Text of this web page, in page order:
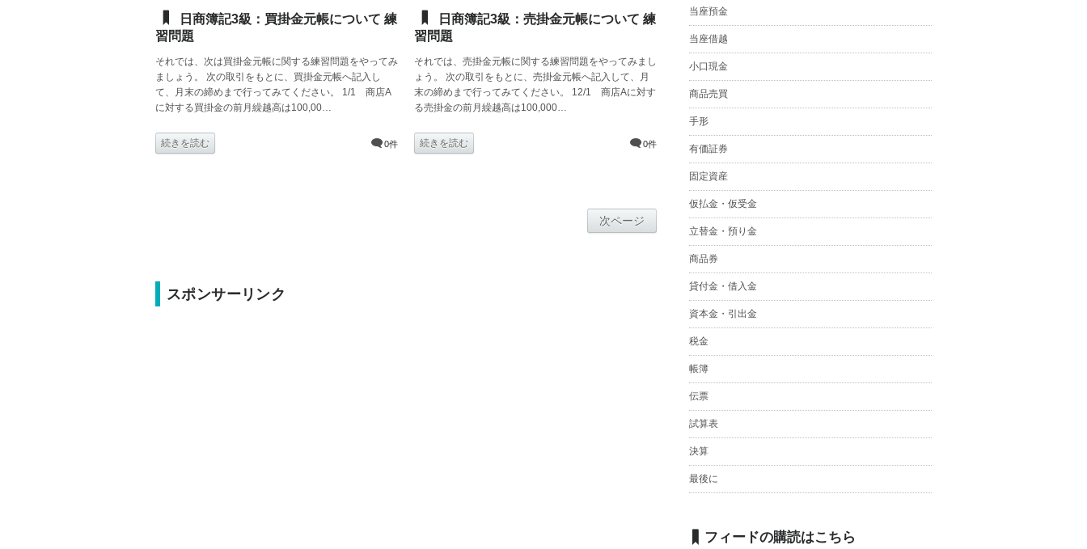
日商簿記3級：買掛金元帳について 練
習問題
それでは、次は買掛金元帳に関する練習問題をやってみ
ましょう。 次の取引をもとに、買掛金元帳へ記入し
て、月末の締めまで行ってみてください。 1/1 商店A
に対する買掛金の前月繰越高は100,00…
続きを読む 0件
日商簿記3級：売掛金元帳について 練
習問題
それでは、売掛金元帳に関する練習問題をやってみまし
ょう。 次の取引をもとに、売掛金元帳へ記入して、月
末の締めまで行ってみてください。 12/1 商店Aに対す
る売掛金の前月繰越高は100,000…
続きを読む 0件
次ページ
スポンサーリンク
当座預金
当座借越
小口現金
商品売買
手形
有価証券
固定資産
仮払金・仮受金
立替金・預り金
商品券
貸付金・借入金
資本金・引出金
税金
帳簿
伝票
試算表
決算
最後に
フィードの購読はこちら